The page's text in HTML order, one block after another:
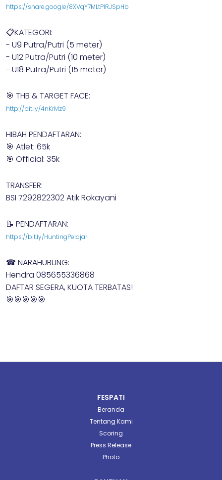
https://share.google/8XVqY7MLtPlRJSpHb
📋KATEGORI:
- U9 Putra/Putri (5 meter)
- U12 Putra/Putri (10 meter)
- U18 Putra/Putri (15 meter)
🎯 THB & TARGET FACE:
http://bit.ly/4nKrMz9
HIBAH PENDAFTARAN:
🎯 Atlet: 65k
🎯 Official: 35k
TRANSFER:
BSI 7292822302 Atik Rokayani
📝 PENDAFTARAN:
https://bit.ly/HuntingPelajar
☎ NARAHUBUNG:
Hendra 085655336868
DAFTAR SEGERA, KUOTA TERBATAS!
🎯🎯🎯🎯🎯
FESPATI
Beranda
Tentang Kami
Scoring
Press Release
Photo